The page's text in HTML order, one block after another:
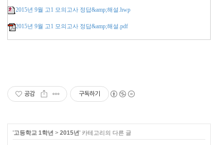
2015년 9월 고1 모의고사 정답&amp;해설.hwp
2015년 9월 고1 모의고사 정답&amp;해설.pdf
공감 구독하기
'고등학교 1학년 > 2015년' 카테고리의 다른 글